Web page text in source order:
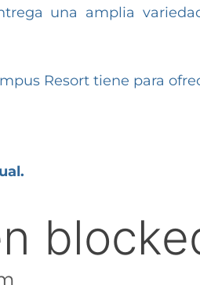
una amplia
Resort tiene para